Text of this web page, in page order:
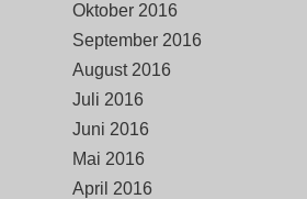
Oktober 2016
September 2016
August 2016
Juli 2016
Juni 2016
Mai 2016
April 2016